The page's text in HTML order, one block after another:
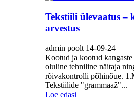
Tekstiili ülevaatus –
arvestus
admin poolt 14-09-24
Kootud ja kootud
oluline tehniline näitaja
rõivakontrolli põhinõue.
Tekstiilide "grammaaž"...
Loe edasi